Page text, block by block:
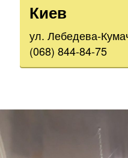
Киев
ул. Лебедева-
(068) 844-84-75